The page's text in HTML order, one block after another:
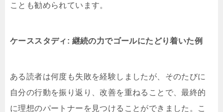
ことも勧められています。
ケーススタディ: 継続の力でゴールにたどり着いた例
ある読者は何度も失敗を経験しましたが、そのたびに
自分の行動を振り返り、改善を重ねることで、最終的
に理想のパートナーを見つけることができました。こ